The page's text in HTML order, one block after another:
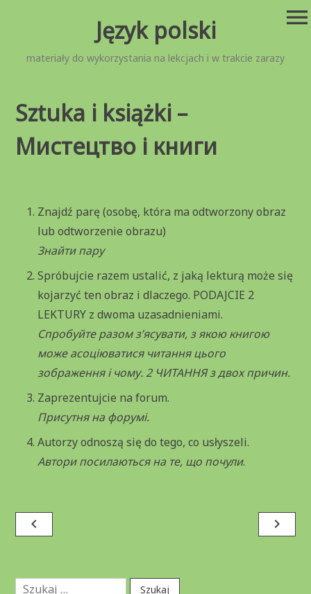
Język polski
materiały do wykorzystania na lekcjach i w trakcie zarazy
menu
Sztuka i książki –
Мистецтво і книги
Znajdź parę (osobę, która ma odtworzony obraz
lub odtworzenie obrazu)
Знайти пару
Spróbujcie razem ustalić, z jaką lekturą może się
kojarzyć ten obraz i dlaczego. PODAJCIE 2
LEKTURY z dwoma uzasadnieniami.
Спробуйте разом з’ясувати, з якою книгою
може асоціюватися читання цього
зображення і чому. 2 ЧИТАННЯ з двох причин.
Zaprezentujcie na forum.
Присутня на форумі.
Autorzy odnoszą się do tego, co usłyszeli.
Автори посилаються на те, що почули.
Nawigacja
wpisu
navigate_before navigate_next
Szukaj: